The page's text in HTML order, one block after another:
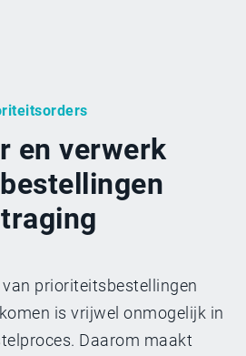
en verwerk
prioriteitsbestellingen
is vrijwel onmogelijk in
Daarom maakt